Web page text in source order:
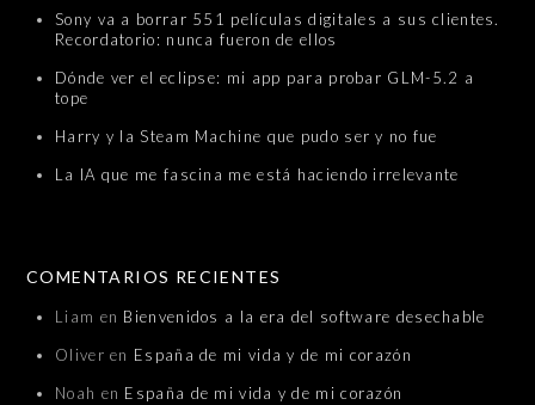
Sony va a borrar 551 películas digitales a sus clientes.
Recordatorio: nunca fueron de ellos
Dónde ver el eclipse: mi app para probar GLM-5.2 a
tope
Harry y la Steam Machine que pudo ser y no fue
La IA que me fascina me está haciendo irrelevante
COMENTARIOS RECIENTES
Liam en Bienvenidos a la era del software desechable
Oliver en España de mi vida y de mi corazón
Noah en España de mi vida y de mi corazón